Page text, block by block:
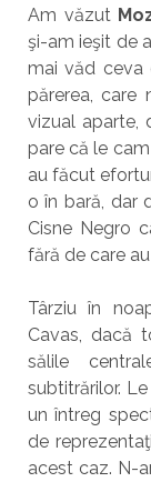
Am văzut
şi-am ieşit de
mai văd ceva
părerea, care
vizual aparte,
pare că le
au făcut
o în bară, dar
Cisne Negro
fără de care
Târziu în
Cavas, dacă
sălile
subtitrărilor.
un întreg
de
acest caz. N-